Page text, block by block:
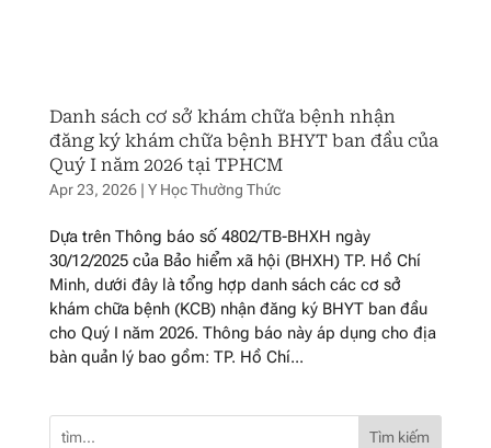
Danh sách cơ sở khám chữa bệnh nhận
đăng ký khám chữa bệnh BHYT ban đầu của
Quý I năm 2026 tại TPHCM
Apr 23, 2026| Y Học Thường Thức
Dựa trên Thông báo số 4802/TB-BHXH ngày
30/12/2025 của Bảo hiểm xã hội (BHXH) TP. Hồ Chí
Minh, dưới đây là tổng hợp danh sách các cơ sở
khám chữa bệnh (KCB) nhận đăng ký BHYT ban đầu
cho Quý I năm 2026. Thông báo này áp dụng cho địa
bàn quản lý bao gồm: TP. Hồ Chí...
Tìm kiếm